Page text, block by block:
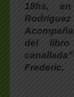
18hs,
del libro
Frederic.